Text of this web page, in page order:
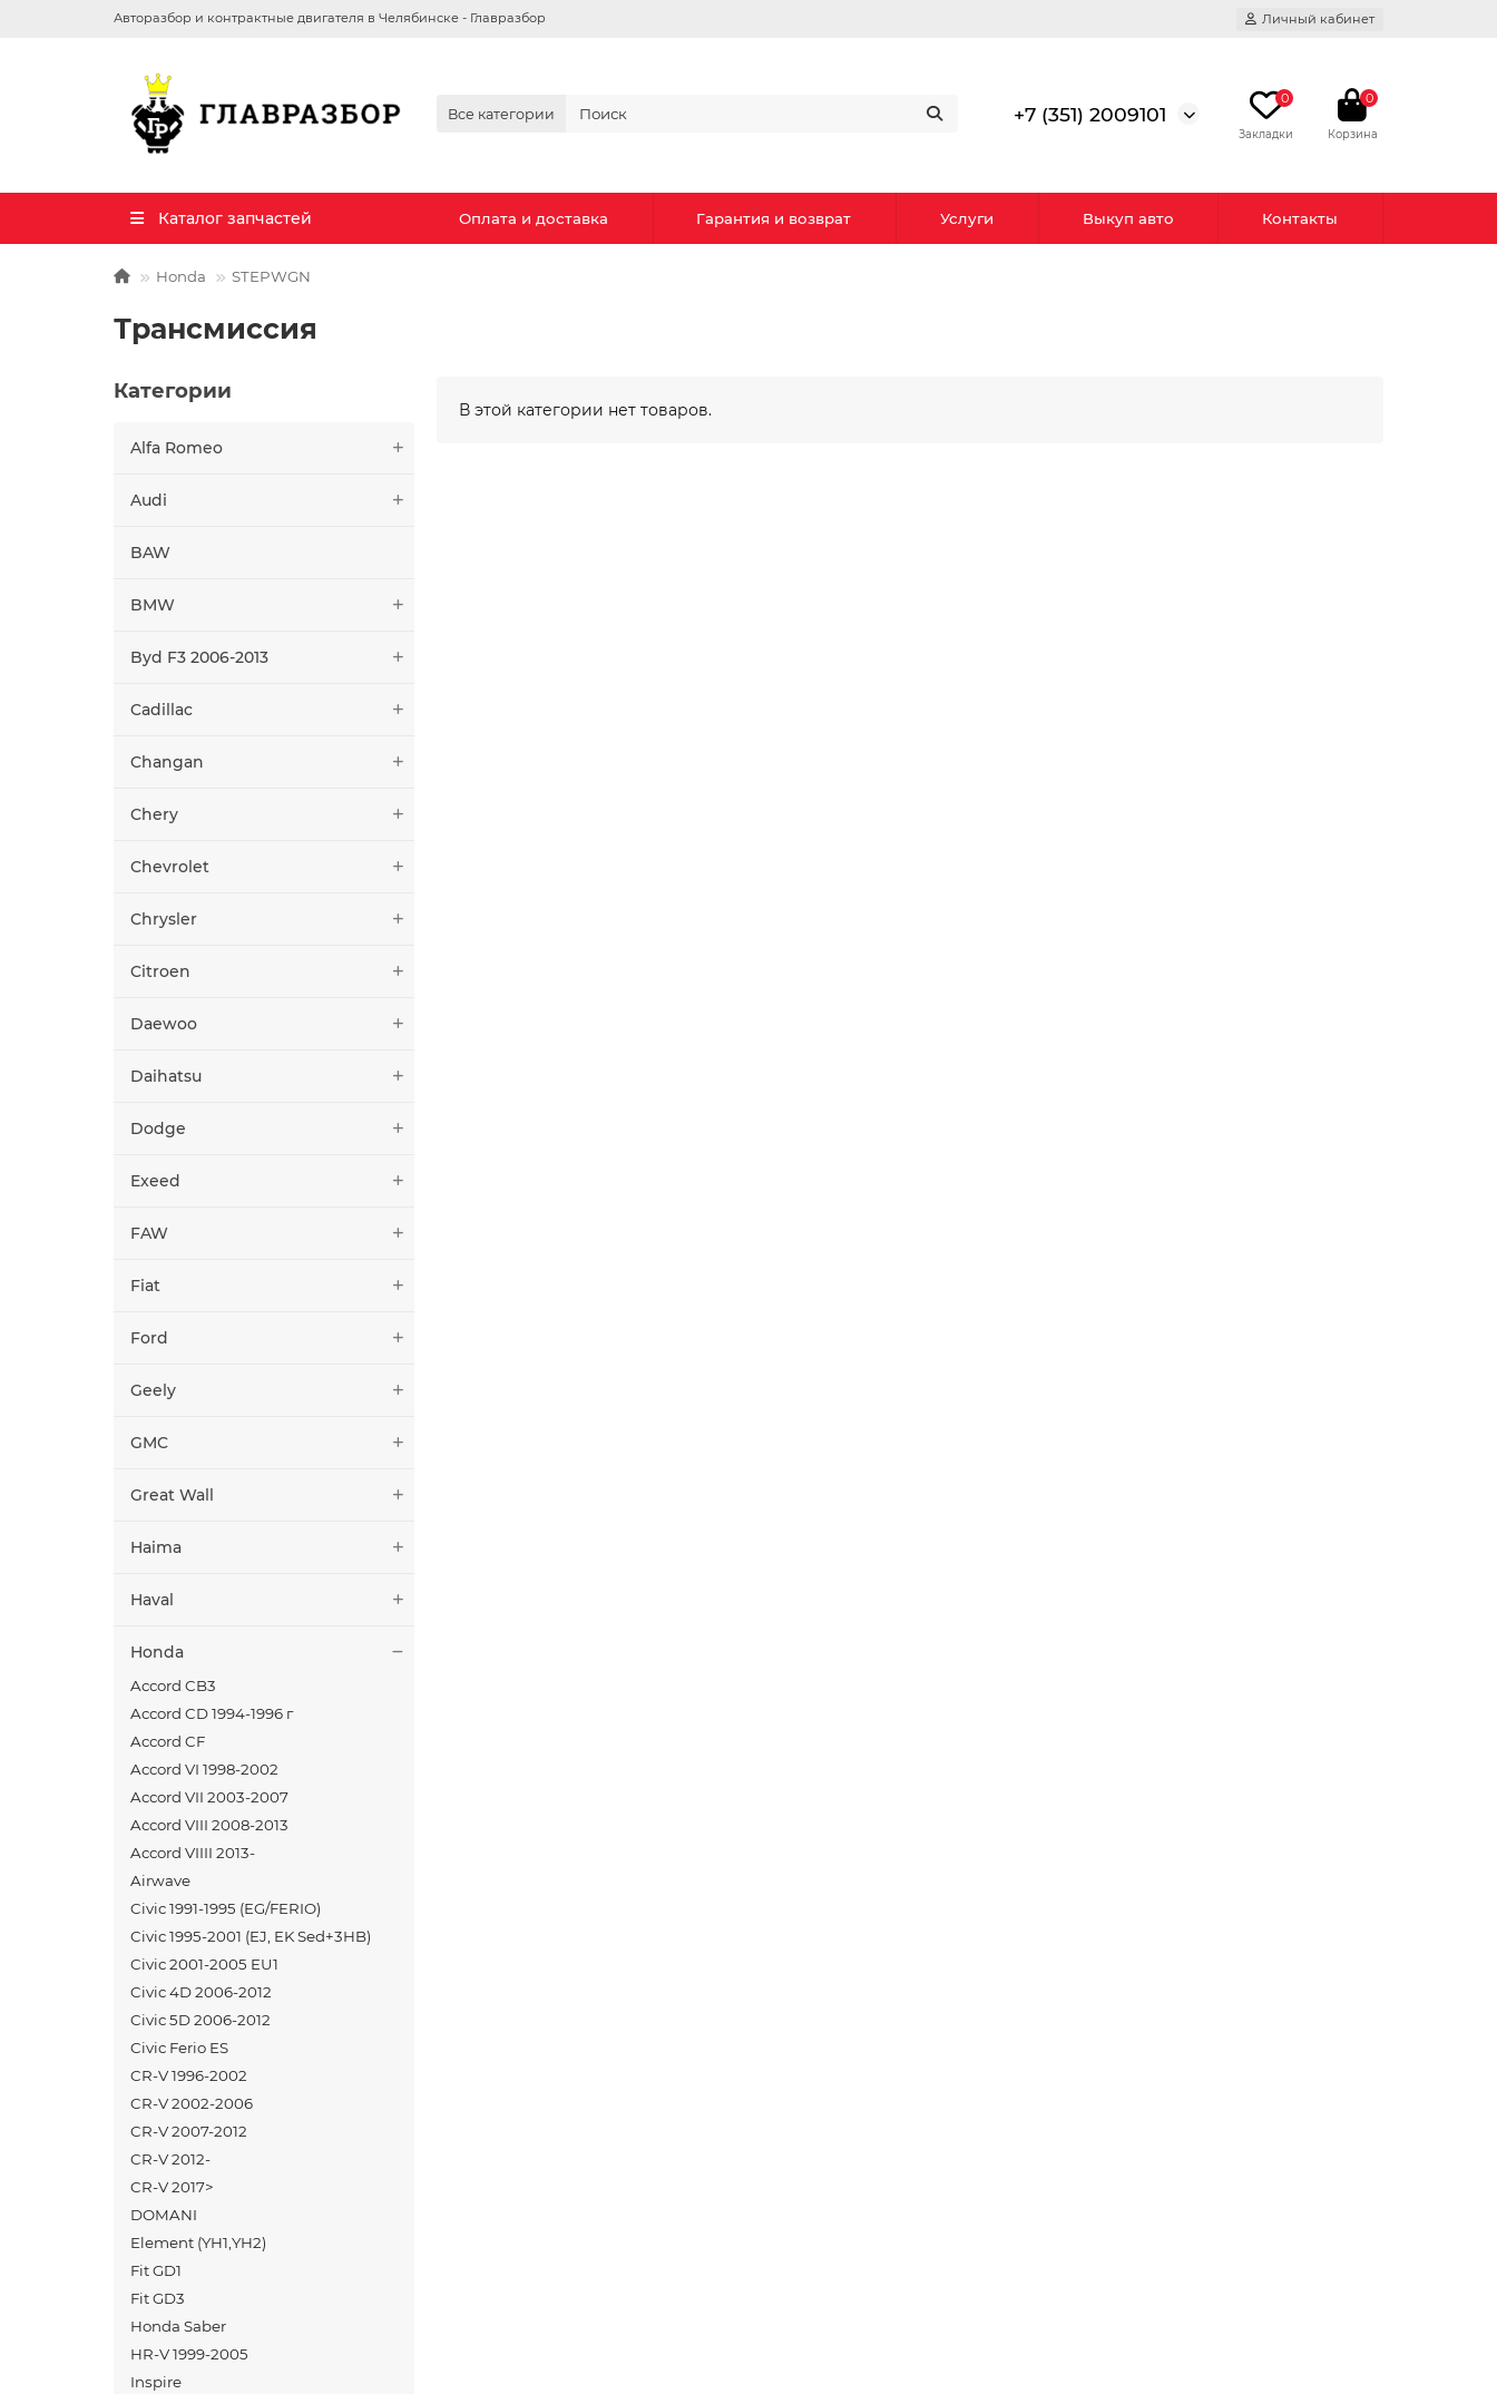
Авторазбор и контрактные двигателя в Челябинске - Главразбор Личный кабинет
Все категории +7 (351) 2009101
0 0
Каталог запчастей Оплата и доставка Гарантия и возврат Услуги Выкуп авто Контакты
Honda STEPWGN
Трансмиссия
Категории
Alfa Romeo
Audi
BAW
BMW
Byd F3 2006-2013
Cadillac
Changan
Chery
Chevrolet
Chrysler
Citroen
Daewoo
Daihatsu
Dodge
Exeed
FAW
Fiat
Ford
Geely
GMC
Great Wall
Haima
Haval
Honda
Accord CB3
Accord CD 1994-1996 г
Accord CF
Accord VI 1998-2002
Accord VII 2003-2007
Accord VIII 2008-2013
Accord VIIII 2013-
Airwave
Civic 1991-1995 (EG/FERIO)
Civic 1995-2001 (EJ, EK Sed+3HB)
Civic 2001-2005 EU1
Civic 4D 2006-2012
Civic 5D 2006-2012
Civic Ferio ES
CR-V 1996-2002
CR-V 2002-2006
CR-V 2007-2012
CR-V 2012-
CR-V 2017>
DOMANI
Element (YH1,YH2)
Fit GD1
Fit GD3
Honda Saber
HR-V 1999-2005
Inspire
В этой категории нет товаров.